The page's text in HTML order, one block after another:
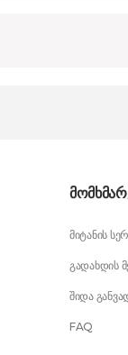
მიტანის
გადახდის
შიდა
FAQ